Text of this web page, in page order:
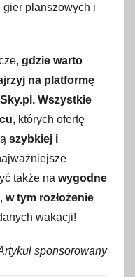
planszowych i
gdzie warto
na platformę
Wszystkie
, których ofertę
szybkiej i
także na wygodne
w tym rozłożenie
wakacji!
sponsorowany